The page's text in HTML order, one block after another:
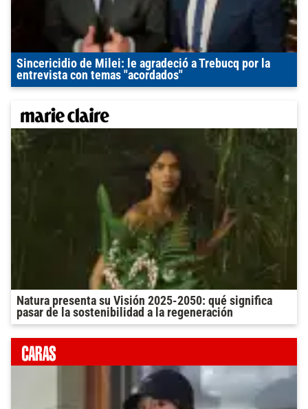
Sincericidio de Milei: le agradeció a Trebucq por la
entrevista con temas "acordados"
Natura presenta su Visión 2025-2050: qué significa
pasar de la sostenibilidad a la regeneración